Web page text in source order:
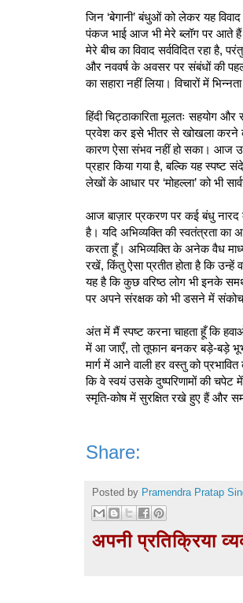
जिन ‘बेगानी’ बंधुओं को लेकर यह
पंकज भाई आज भी मेरे ब्लॉग पर आते हैं
मेरे बीच का विवाद सर्वविदित रहा है,
और नववर्ष के अवसर पर संबंधों की
का सहारा नहीं लिया। विचारों में
हिंदी चिट्ठाकारिता मूलतः सहयोग और
प्रवेश कर इसे भीतर से खोखला करने का
कारण ऐसा संभव नहीं हो सका। आज
प्रहार किया गया है, बल्कि यह स्पष्ट
लेखों के आधार पर ‘मोहल्ला’ को भी
आज बाज़ार प्रकरण पर कई बंधु नारद के
है। यदि अभिव्यक्ति की स्वतंत्रता का
करता हूँ। अभिव्यक्ति के अनेक वैध
रखें, किंतु ऐसा प्रतीत होता है कि उन्हें
यह है कि कुछ वरिष्ठ लोग भी इनके
पर अपने संरक्षक को भी डसने में संकोच
अंत में मैं स्पष्ट करना चाहता हूँ कि
में आ जाएँ, तो तूफान बनकर बड़े-बड़े
मार्ग में आने वाली हर वस्तु को
कि वे स्वयं उसके दुष्परिणामों की चपेट
स्मृति-कोष में सुरक्षित रखे हुए हैं और
Share:
Posted by Pramendra Pratap
अपनी प्रतिक्रिया